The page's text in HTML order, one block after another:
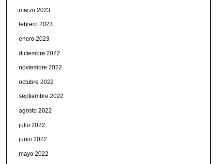
marzo 2023
febrero 2023
enero 2023
diciembre 2022
noviembre 2022
octubre 2022
septiembre 2022
agosto 2022
julio 2022
junio 2022
mayo 2022